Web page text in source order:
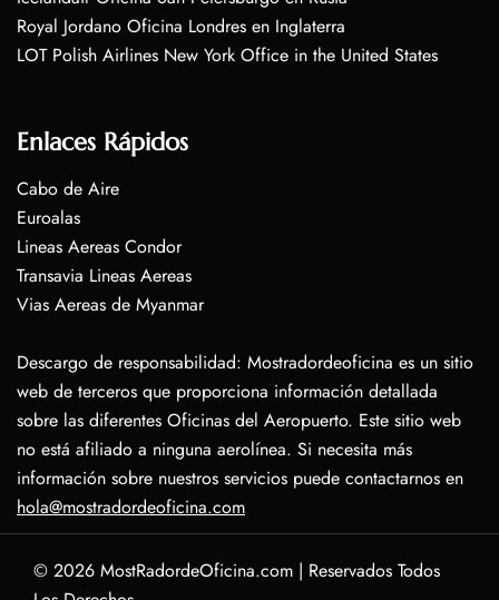
Royal Jordano Oficina Londres en Inglaterra
LOT Polish Airlines New York Office in the United States
Enlaces Rápidos
Cabo de Aire
Euroalas
Lineas Aereas Condor
Transavia Lineas Aereas
Vias Aereas de Myanmar
Descargo de responsabilidad: Mostradordeoficina es un sitio
web de terceros que proporciona información detallada
sobre las diferentes Oficinas del Aeropuerto. Este sitio web
no está afiliado a ninguna aerolínea. Si necesita más
información sobre nuestros servicios puede contactarnos en
hola@mostradordeoficina.com
© 2026 MostRadordeOficina.com | Reservados Todos